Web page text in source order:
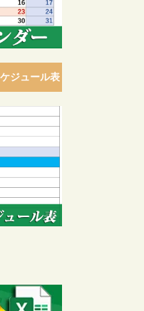
ジュール表